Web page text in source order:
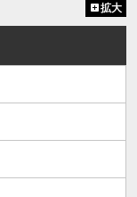
拡大